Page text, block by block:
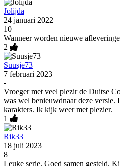
Jolijda
24 januari 2022
10
Wanneer worden nieuwe
2
Suusje73
7 februari 2023
-
Vroeger met veel plezir de Duitse
was wel benieuwdnaar deze versie.
karakters. Ik kijk weer met plezier.
1
Rik33
18 juli 2023
8
Leuke serie. Goed samen gesteld.